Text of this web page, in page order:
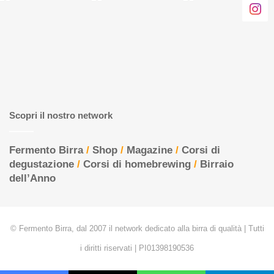
Scopri il nostro network
Fermento Birra/ Shop / Magazine / Corsi di
degustazione / Corsi di homebrewing / Birraio
dell’Anno
© Fermento Birra, dal 2007 il network dedicato alla birra di qualità | Tutti
i diritti riservati | PI01398190536